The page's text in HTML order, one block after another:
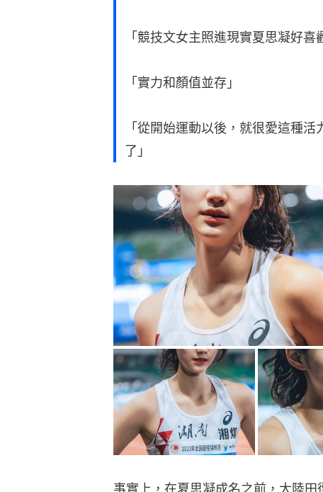
「競技文女主照進現實夏思凝好喜
「實力和顏值並存」
「從開始運動以後，就很愛這種
了」
事實上，在夏思凝成名之前，大陸